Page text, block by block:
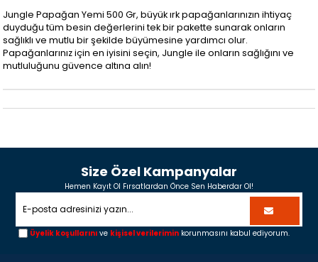
Jungle Papağan Yemi 500 Gr, büyük ırk papağanlarınızın ihtiyaç
duyduğu tüm besin değerlerini tek bir pakette sunarak onların
sağlıklı ve mutlu bir şekilde büyümesine yardımcı olur.
Papağanlarınız için en iyisini seçin, Jungle ile onların sağlığını ve
mutluluğunu güvence altına alın!
Size Özel Kampanyalar
Hemen Kayıt Ol Fırsatlardan Önce Sen Haberdar Ol!
Üyelik koşullarını ve kişisel verilerimin korunmasını kabul ediyorum.